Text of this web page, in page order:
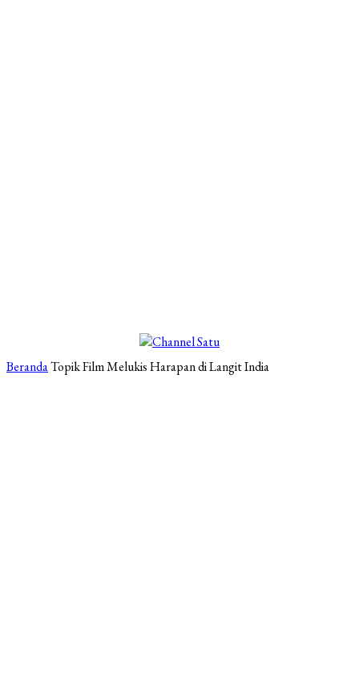
BerandaTopikFilm Melukis Harapan di Langit India